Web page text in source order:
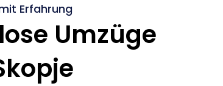
Erfahrung
Umzüge